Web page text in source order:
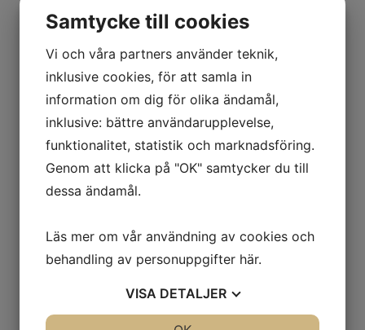
Läs mer
Recent Posts
Webbinar – Intressenters krav och
förväntningar
Svensk Kvalitetsbas
Samtycke till cookies
Vi och våra partners använder teknik,
inklusive cookies, för att samla in
information om dig för olika ändamål,
inklusive: bättre användarupplevelse,
funktionalitet, statistik och marknadsföring.
Genom att klicka på "OK" samtycker du till
dessa ändamål.
Läs mer om vår användning av cookies och
behandling av personuppgifter här.
VISA DETALJER